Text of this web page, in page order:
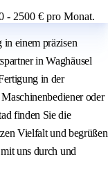
- 2500 € pro Monat.
in einem präzisen
in Waghäusel
in der
oder
finden Sie die
Vielfalt und begrüßen
uns durch und